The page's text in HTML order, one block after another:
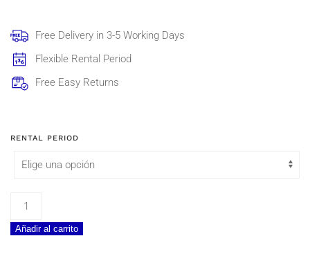
DESDE
HASTA
Free Delivery in 3-5 Working Days
Flexible Rental Period
Free Easy Returns
RENTAL PERIOD
Microsoft
360
Añadir al carrito